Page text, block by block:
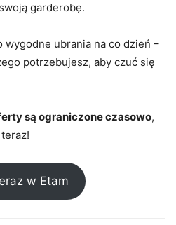
garderobę.
wygodne ubrania na co dzień –
potrzebujesz, aby czuć się
są ograniczone czasowo,
w Etam